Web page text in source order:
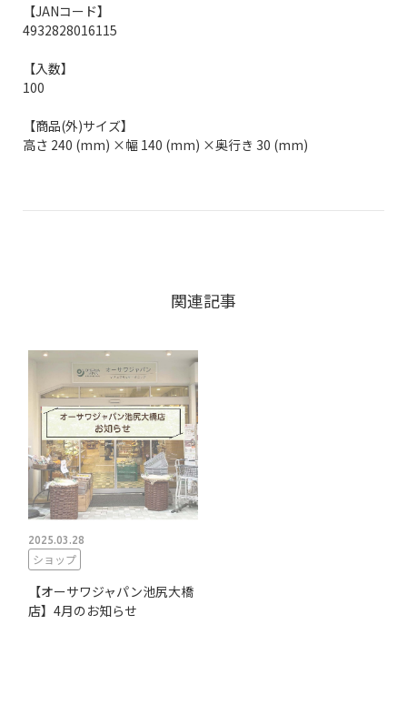
【JANコード】
4932828016115
【入数】
100
【商品(外)サイズ】
高さ 240 (mm) ×幅 140 (mm) ×奥行き 30 (mm)
関連記事
2025.03.28
ショップ
【オーサワジャパン池尻大橋
店】4月のお知らせ